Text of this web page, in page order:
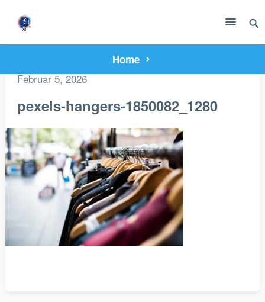
Home
Februar 5, 2026
pexels-hangers-1850082_1280